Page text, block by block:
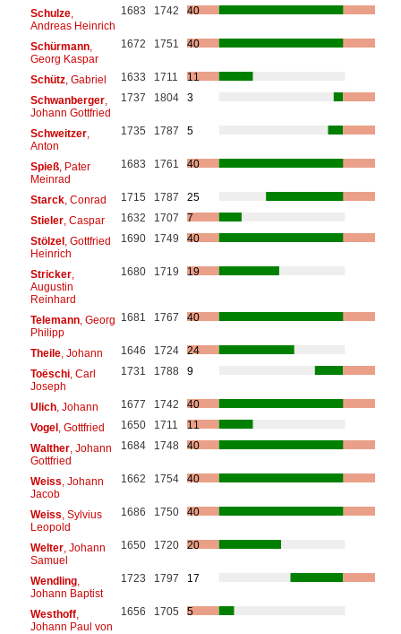
Schulze,
Andreas Heinrich
1683 1742 40
Schürmann,
Georg Kaspar
1672 1751 40
Schütz, Gabriel 1633 1711
11
Schwanberger,
Johann Gottfried
1737 1804 3
Schweitzer,
Anton
1735 1787 5
Spieß, Pater
Meinrad
1683 1761 40
Starck, Conrad 1715 1787
25
Stieler, Caspar 1632 1707
7
Stölzel, Gottfried
Heinrich
1690 1749 40
Stricker,
Augustin
Reinhard
1680 1719 19
Telemann, Georg
Philipp
1681 1767 40
Theile, Johann 1646 1724
24
Toëschi, Carl
Joseph
1731 1788 9
Ulich, Johann 1677 1742
40
Vogel, Gottfried 1650 1711
11
Walther, Johann
Gottfried
1684 1748 40
Weiss , Johann
Jacob
1662 1754 40
Weiss , Sylvius
Leopold
1686 1750 40
Welter, Johann
Samuel
1650 1720 20
Wendling,
Johann Baptist
1723 1797 17
Westhoff,
Johann Paul von
1656 1705 5